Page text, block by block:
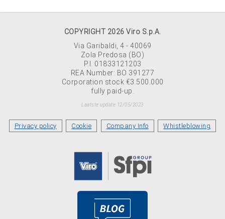
COPYRIGHT 2026 Viro S.p.A.
Via Garibaldi, 4 - 40069
Zola Predosa (BO)
P.I. 01833121203
REA Number: BO 391277
Corporation stock €3.500.000
fully paid-up.
Laatste update 12/05/2023
Privacy policy Cookie Company Info Whistleblowing